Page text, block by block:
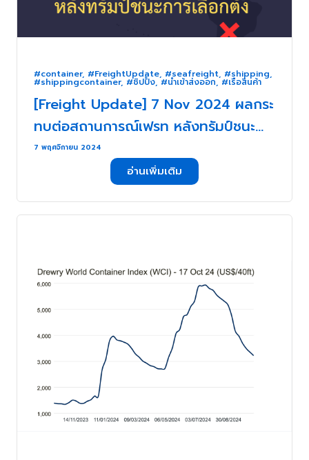
#container, #FreightUpdate, #seafreight, #shipping,
#shippingcontainer, #ชิปปิ้ง,#นำเข้าส่งออก,#เรือสินค้า
[Freight Update] 7 Nov 2024 ผลกระ
ทบต่อสถานการณ์เฟรท หลังทรัมป์ชนะ
การเลือกตั้ง . . .
7 พฤศจิกายน 2024
อ่านเพิ่มเติม